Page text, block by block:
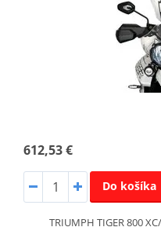
612,53 €
Do košíka
TRIUMPH TIGER 800